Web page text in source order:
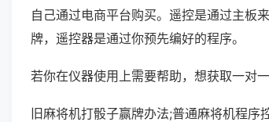
自己通过电商平台购买。遥控是通过主板
牌，遥控器是通过你预先编好的程序。
若你在仪器使用上需要帮助，想获取一对
旧麻将机打骰子赢牌办法;普通麻将机程